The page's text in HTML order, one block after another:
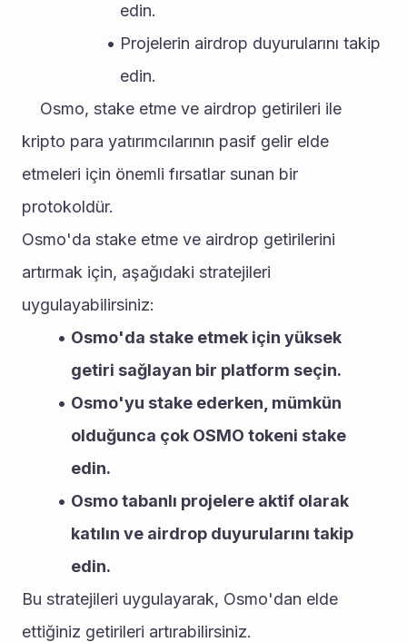
edin.
Projelerin airdrop duyurularını takip
edin.
kripto para yatırımcılarının pasif gelir elde
etmeleri için önemli fırsatlar sunan bir
protokoldür.
Osmo'da stake etme ve airdrop getirilerini
artırmak için, aşağıdaki stratejileri
uygulayabilirsiniz:
Osmo'da stake etmek için yüksek
getiri sağlayan bir platform seçin.
Osmo'yu stake ederken, mümkün
olduğunca çok OSMO tokeni stake
edin.
Osmo tabanlı projelere aktif olarak
katılın ve airdrop duyurularını takip
edin.
Bu stratejileri uygulayarak, Osmo'dan elde
ettiğiniz getirileri artırabilirsiniz.